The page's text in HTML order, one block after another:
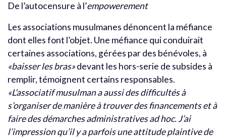
De l’autocensure à l’empowerement
Les associations musulmanes dénoncent la méfiance
dont elles font l’objet. Une méfiance qui conduirait
certaines associations, gérées par des bénévoles, à
«baisser les bras»devant les hors-serie de subsides à
remplir, témoignent certains responsables.
«L’associatif musulman a aussi des difficultés à
s’organiser de manière à trouver des financements et à
faire des démarches administratives ad hoc. J’ai
l’impression qu’il y a parfois une attitude plaintive de